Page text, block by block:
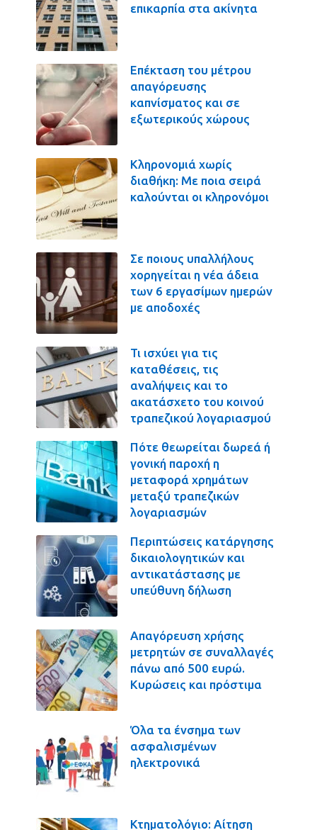
επικαρπία στα ακίνητα
Επέκταση του μέτρου
απαγόρευσης
καπνίσματος και σε
εξωτερικούς χώρους
Κληρονομιά χωρίς
διαθήκη: Με ποια σειρά
καλούνται οι κληρονόμοι
Σε ποιους υπαλλήλους
χορηγείται η νέα άδεια
των 6 εργασίμων ημερών
με αποδοχές
Τι ισχύει για τις
καταθέσεις, τις
αναλήψεις και το
ακατάσχετο του κοινού
τραπεζικού λογαριασμού
Πότε θεωρείται δωρεά ή
γονική παροχή η
μεταφορά χρημάτων
μεταξύ τραπεζικών
λογαριασμών
Περιπτώσεις κατάργησης
δικαιολογητικών και
αντικατάστασης με
υπεύθυνη δήλωση
Απαγόρευση χρήσης
μετρητών σε συναλλαγές
πάνω από 500 ευρώ.
Κυρώσεις και πρόστιμα
Όλα τα ένσημα των
ασφαλισμένων
ηλεκτρονικά
Κτηματολόγιο: Αίτηση